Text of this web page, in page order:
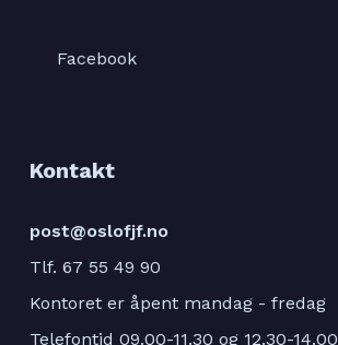
Facebook
Kontakt
post@oslofjf.no
Tlf. 67 55 49 90
Kontoret er åpent mandag - fredag
Telefontid 09.00-11.30 og 12.30-14.00